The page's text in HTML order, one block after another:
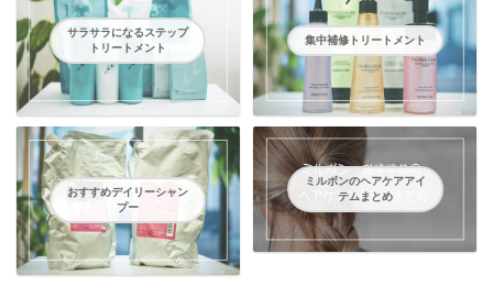
サラサラになるステップ
トリートメント
集中補修トリートメント
おすすめデイリーシャン
プー
ミルボンのヘアケアアイ
テムまとめ